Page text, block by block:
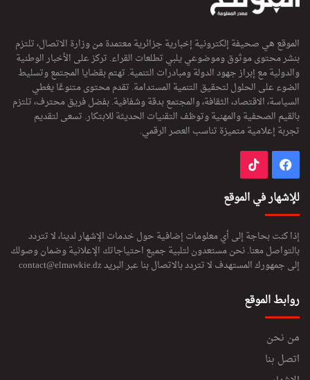
الموقع هي صحيفة إلكترونية إخبارية جزائرية معتمدة من وزارة الاتصال، تلتزم
بنشر محتوى موثوق وموضوعي يلبي تطلعات القراء. تركز على الأخبار الوطنية
والدولية مع إبراز جهود الدولة ومبادرات التنمية. تهتم بقضايا المجتمع وتسليط
الضوء على الحلول لتحقيق التنمية المستدامة. تقدم محتوى متنوعًا يغطي
السياسة، الاقتصاد، الثقافة، والمجتمع بدقة وشفافية. بفضل فريق محترف، تلتزم
بالقيم الصحفية والمهنية وتوظف التقنيات الحديثة للابتكار. تسعى لتقديم
تجربة إعلامية متميزة تناسب العصر الرقمي.
فيسبوك
للإشهار في الموقع
إذا كنت بحاجة إلى أي معلومات إضافية حول خدمات الإشهار لدينا، لا تتردد
بالتواصل معنا. نحن مستعدون لتلبية جميع احتياجاتك الإعلانية وضمان وصولك
إلى جمهورك المستهدف لا تتردد بالاتصال بنا عبر البريدcontact@elmawkie.dz
روابط الموقع
من نحن
اتصل بنا